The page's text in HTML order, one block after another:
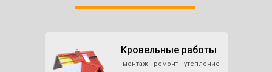
кровельные работы любой сложности
Кровельные работы
монтаж - ремонт - утепление